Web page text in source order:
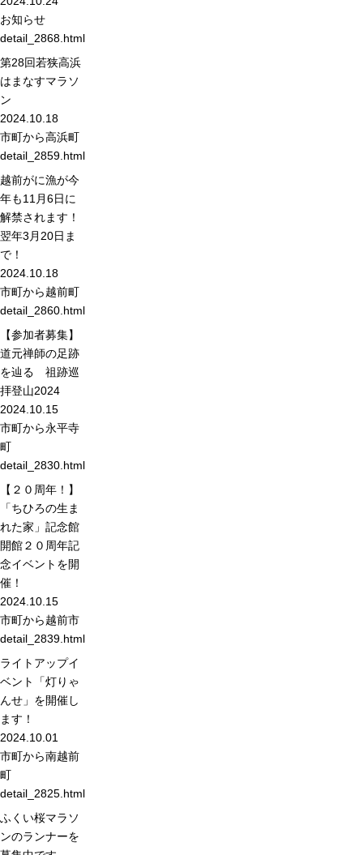
お知らせ
detail_2868.html
第28回若狭高浜
はまなすマラソ
ン
2024.10.18
市町から高浜町
detail_2859.html
越前がに漁が今
年も11月6日に
解禁されます！
翌年3月20日ま
で！
2024.10.18
市町から越前町
detail_2860.html
【参加者募集】
道元禅師の足跡
を辿る 祖跡巡
拝登山2024
2024.10.15
市町から永平寺
町
detail_2830.html
【２０周年！】
「ちひろの生ま
れた家」記念館
開館２０周年記
念イベントを開
催！
2024.10.15
市町から越前市
detail_2839.html
ライトアップイ
ベント「灯りゃ
んせ」を開催し
ます！
2024.10.01
市町から南越前
町
detail_2825.html
ふくい桜マラソ
ンのランナーを